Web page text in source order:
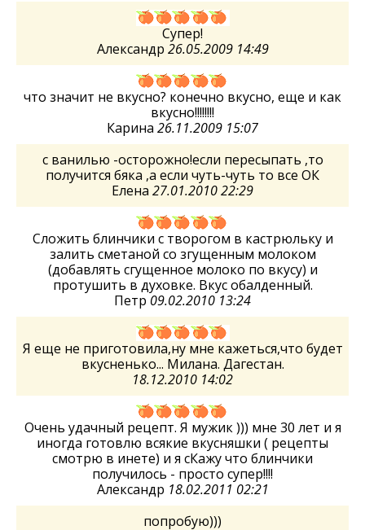
Супер!
Александр 26.05.2009 14:49
что значит не вкусно? конечно вкусно, еще и как
вкусно!!!!!!!!
Карина 26.11.2009 15:07
с ванилью -осторожно!если пересыпать ,то
получится бяка ,а если чуть-чуть то все ОК
Елена 27.01.2010 22:29
Сложить блинчики с творогом в кастрюльку и
залить сметаной со згущенным молоком
(добавлять сгущенное молоко по вкусу) и
протушить в духовке. Вкус обалденный.
Петр 09.02.2010 13:24
Я еще не приготовила,ну мне кажеться,что будет
вкусненько... Милана. Дагестан.
18.12.2010 14:02
Очень удачный рецепт. Я мужик ))) мне 30 лет и я
иногда готовлю всякие вкусняшки ( рецепты
смотрю в инете) и я сКажу что блинчики
получилось - просто супер!!!!
Александр 18.02.2011 02:21
попробую)))